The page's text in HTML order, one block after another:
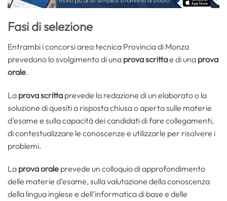
Fasi di selezione
Entrambi i concorsi area tecnica Provincia di Monza
prevedono lo svolgimento di una prova scrittae di una prova
orale.
La prova scritta prevede la redazione di un elaborato o la
soluzione di quesiti a risposta chiusa o aperta sulle materie
d’esame e sulla capacità dei candidati di fare collegamenti,
di contestualizzare le conoscenze e utilizzarle per risolvere i
problemi.
La prova orale prevede un colloquio di approfondimento
delle materie d’esame, sulla valutazione della conoscenza
della lingua inglese e dell’informatica di base e delle